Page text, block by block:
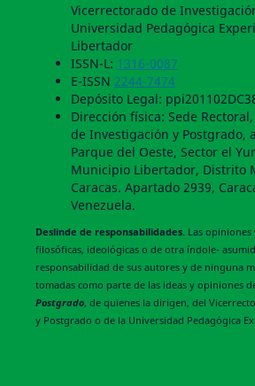
Vicerrectorado de
Universidad Pedagógica
Libertador
ISSN-L: 1316-0087
E-ISSN 2244-7474
Depósito Legal:
Dirección física: Sede
de Investigación y Postgrado,
Parque del Oeste, Sector el
Municipio Libertador, Distrito
Caracas. Apartado 2939,
Venezuela.
Deslinde de responsabilidades. Las opiniones
filosóficas, ideológicas o de otra índole-
responsabilidad de sus autores y de ninguna
tomadas como parte de las ideas y opiniones
Postgrado, de quienes la dirigen, del
y Postgrado o de la Universidad Pedagógica